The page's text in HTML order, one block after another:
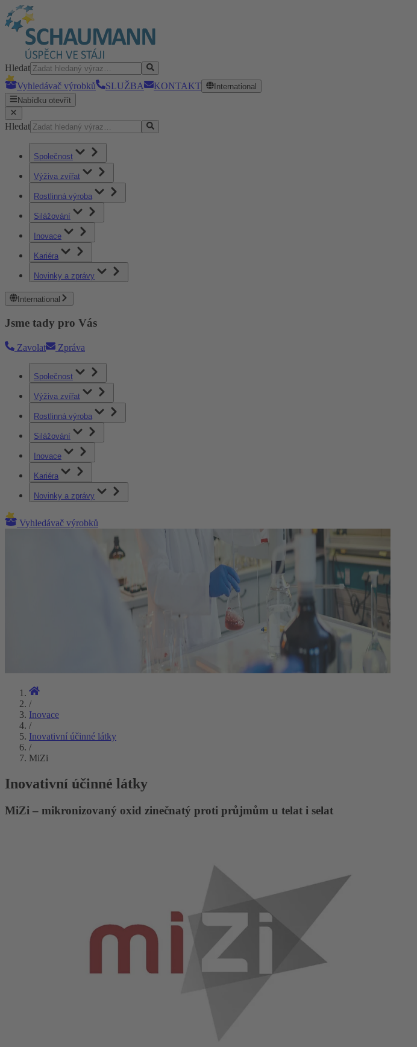
Hledat
Vyhledávač výrobků
SLUŽBA KONTAKT
International
Nabídku otevřít
Hledat
Společnost
Výživa zvířat
Rostlinná výroba
Silážování
Inovace
Kariéra
Novinky a zprávy
International
Jsme tady pro Vás
Zavolat Zpráva
Společnost
Výživa zvířat
Rostlinná výroba
Silážování
Inovace
Kariéra
Novinky a zprávy
Vyhledávač výrobků
/
Inovace
/
Inovativní účinné látky
/
MiZi
Inovativní účinné látky
MiZi – mikronizovaný oxid zinečnatý proti průjmům u telat i selat